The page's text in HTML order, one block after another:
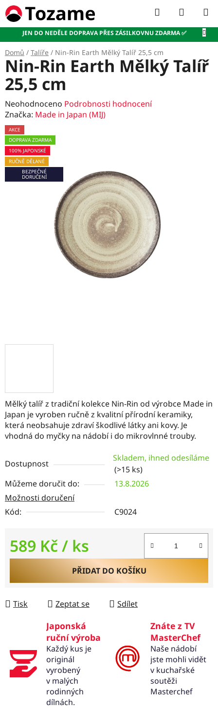
Přejít
na
obsah
JEN DO NEDĚLE DOPRAVA PŘES ZÁSILKOVNU ZDARMA ✅
Hledat
KOŠÍK
Domů / Talíře / Nin-Rin Earth Mělký Talíř 25,5 cm
Mělký talíř z tradiční kolekce Nin-Rin od výrobce Made in
Japan je vyroben ručně z kvalitní přírodní keramiky,
která neobsahuje zdraví škodlivé látky ani kovy. Je
vhodná do myčky na nádobí i do mikrovlnné trouby.
Dostupnost
Skladem, ihned odesíláme
(>15 ks)
Můžeme doručit do:
13.8.2026
Možnosti doručení
Kód:
C9024
589 Kč/ ks
Měrná cena:
PŘIDAT DO KOŠÍKU
Tisk Zeptat se Sdílet
Japonská
ruční výroba
Každý kus je
originál
vyrobený
v malých
rodinných
dílnách.
Znáte z TV
MasterChef
Naše nádobí
jste mohli vidět
v kuchařské
soutěži
Masterchef
Nin-Rin Earth Mělký Talíř
25,5 cm
Průměrné
hodnocení
produktu
je
0,0
z
5
hvězdiček.
Neohodnoceno Podrobnosti hodnocení
Značka: Made in Japan (MIJ)
AKCE
DOPRAVA ZDARMA
100% JAPONSKÉ
RUČNĚ DĚLANÉ
BEZPEČNÉ
DORUČENÍ